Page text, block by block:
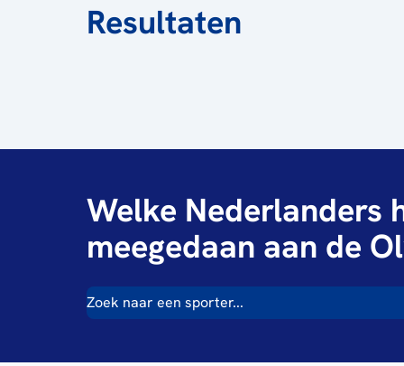
Resultaten
Welke Nederlanders
meegedaan aan de